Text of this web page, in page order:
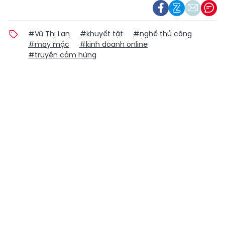
#Vũ Thị Lan #khuyết tật
#nghề thủ công
#may mặc
#kinh doanh online
#truyền cảm hứng